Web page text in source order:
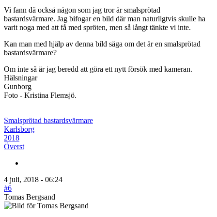
Vi fann då också någon som jag tror är smalsprötad
bastardsvärmare. Jag bifogar en bild där man naturligtvis skulle ha
varit noga med att få med spröten, men så långt tänkte vi inte.
Kan man med hjälp av denna bild säga om det är en smalsprötad
bastardsvärmare?
Om inte så är jag beredd att göra ett nytt försök med kameran.
Hälsningar
Gunborg
Foto - Kristina Flemsjö.
Smalsprötad bastardsvärmare
Karlsborg
2018
Överst
4 juli, 2018 - 06:24
#6
Tomas Bergsand